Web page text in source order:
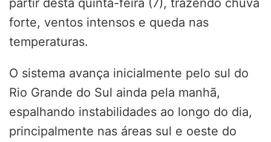
forte, ventos intensos e queda nas
temperaturas.
O sistema avança inicialmente pelo sul do
Rio Grande do Sul ainda pela manhã,
espalhando instabilidades ao longo do dia,
principalmente nas áreas sul e oeste do